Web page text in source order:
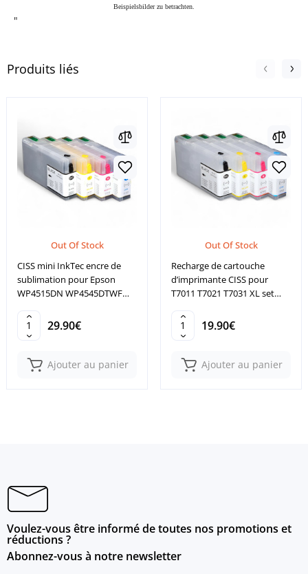
Beispielsbilder zu betrachten.
"
Produits liés
Out Of Stock
CISS mini InkTec encre de
sublimation pour Epson
WP4515DN WP4545DTWF
29.90€
Ajouter au panier
Out Of Stock
Recharge de cartouche
d’imprimante CISS pour
T7011 T7021 T7031 XL set
19.90€
Ajouter au panier
Voulez-vous être informé de toutes nos promotions et
réductions ?
Abonnez-vous à notre newsletter